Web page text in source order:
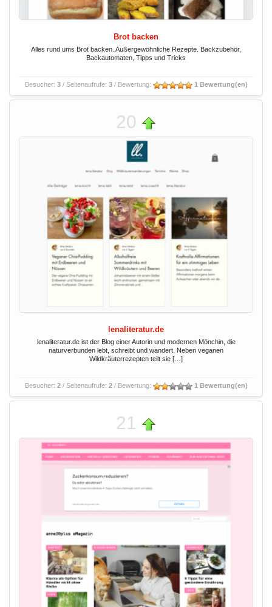
Brot backen
Alles rund ums Brot backen. Außergewöhnliche Rezepte. Backzubehör,
Backautomaten, Tipps und Tricks
Besucher: 3/ Seitenaufrufe: 3/ Bewertung: 1 Bewertung(en)
20
lenaliteratur.de
lenaliteratur.de ist der Blog einer Autorin und modernen Mönchin, die
naturverbunden lebt, schreibt und wandert. Neben veganen
Wildkräuterrezepten teilt sie […]
Besucher: 2/ Seitenaufrufe: 2/ Bewertung: 1 Bewertung(en)
21